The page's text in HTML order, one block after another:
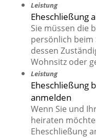
Leistung
Eheschließung
Sie müssen die
persönlich beim
dessen
Wohnsitz oder
Leistung
Eheschließung
anmelden
Wenn Sie und
heiraten
Eheschließung